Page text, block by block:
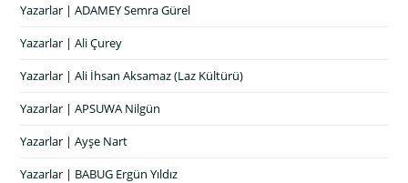
Yazarlar | ADAMEY Semra Gürel
Yazarlar | Ali Çurey
Yazarlar | Ali İhsan Aksamaz (Laz Kültürü)
Yazarlar | APSUWA Nilgün
Yazarlar | Ayşe Nart
Yazarlar | BABUG Ergün Yıldız